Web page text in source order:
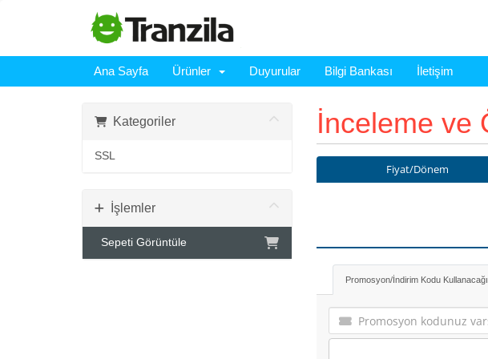
Ana Sayfa Ürünler Duyurular Bilgi Bankası İletişim
Kategoriler
SSL
İşlemler
Sepeti Görüntüle
İnceleme ve
Fiyat/Dönem
Promosyon/İndirim Kodu